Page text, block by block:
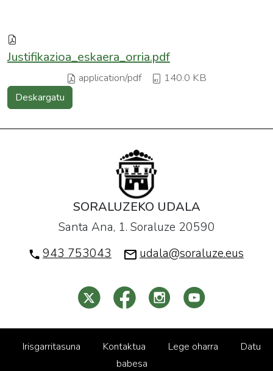
Justifikazioa_eskaera_orria.pdf
application/pdf 140.0 KB
Deskargatu
SORALUZEKO UDALA
Santa Ana, 1. Soraluze 20590
943 753043
udala@soraluze.eus
Irisgarritasuna Kontaktua Lege oharra
Datu
babesa